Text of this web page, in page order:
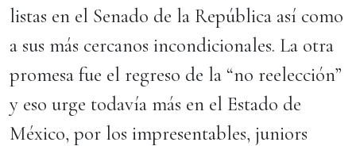
listas en el Senado de la República así como
a sus más cercanos incondicionales. La otra
promesa fue el regreso de la “no reelección”
y eso urge todavía más en el Estado de
México, por los impresentables, juniors